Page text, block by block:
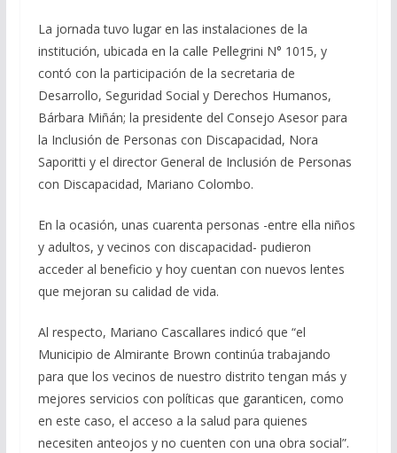
La jornada tuvo lugar en las instalaciones de la
institución, ubicada en la calle Pellegrini N° 1015, y
contó con la participación de la secretaria de
Desarrollo, Seguridad Social y Derechos Humanos,
Bárbara Miñán; la presidente del Consejo Asesor para
la Inclusión de Personas con Discapacidad, Nora
Saporitti y el director General de Inclusión de Personas
con Discapacidad, Mariano Colombo.
En la ocasión, unas cuarenta personas -entre ella niños
y adultos, y vecinos con discapacidad- pudieron
acceder al beneficio y hoy cuentan con nuevos lentes
que mejoran su calidad de vida.
Al respecto, Mariano Cascallares indicó que “el
Municipio de Almirante Brown continúa trabajando
para que los vecinos de nuestro distrito tengan más y
mejores servicios con políticas que garanticen, como
en este caso, el acceso a la salud para quienes
necesiten anteojos y no cuenten con una obra social”.